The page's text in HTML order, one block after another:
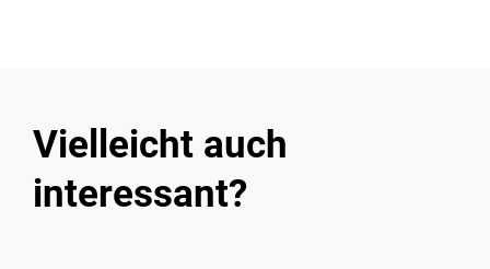
Vielleicht auch
interessant?